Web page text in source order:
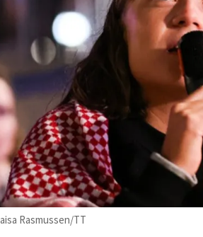
Rasmussen/TT